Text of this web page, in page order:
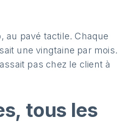
au pavé tactile. Chaque
une vingtaine par mois.
pas chez le client à
tous les